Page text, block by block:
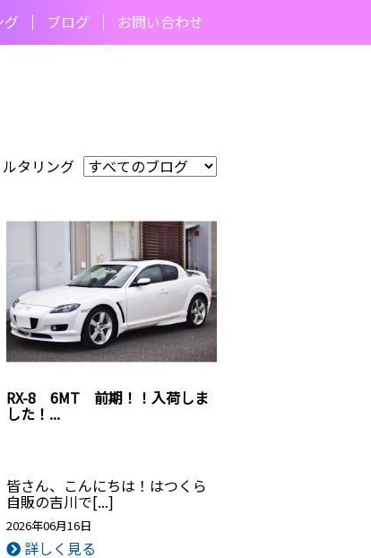
グ ブログ お問い合わせ
タリング
RX-8 6MT 前期！！入荷しま
した！...
皆さん、こんにちは！はつくら
自販の吉川で[...]
2026年06月16日
詳しく見る